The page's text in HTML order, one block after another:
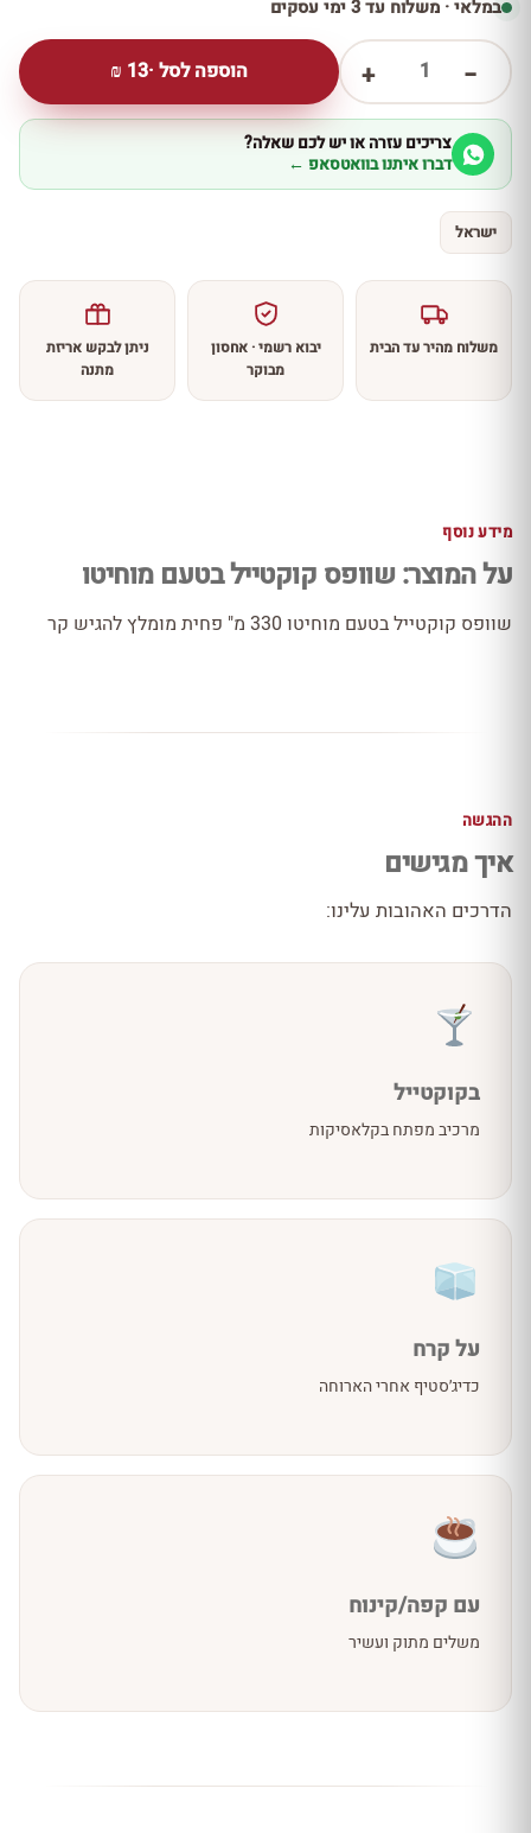
במלאי · משלוח עד 3 ימי עסקים
−
1
+ הוספה לסל ·13
₪
צריכים עזרה או יש לכם שאלה?
דברו איתנו בוואטסאפ ←
ישראל
משלוח מהיר עד הבית
יבוא רשמי · אחסון
מבוקר
ניתן לבקש אריזת
מתנה
מידע נוסף
על המוצר: שוופס קוקטייל בטעם מוחיטו
שוופס קוקטייל בטעם מוחיטו 330 מ" פחית מומלץ להגיש קר
ההגשה
איך מגישים
הדרכים האהובות עלינו:
בקוקטייל
מרכיב מפתח בקלאסיקות
על קרח
כדיג׳סטיף אחרי הארוחה
עם קפה/קינוח
משלים מתוק ועשיר